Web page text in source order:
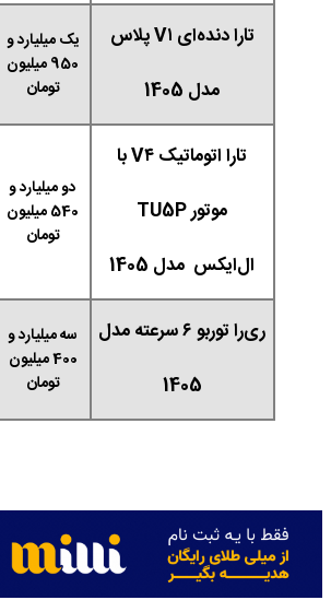
تارا دنده‌ای V۱ پلاس
مدل 1405
یک میلیارد و
950 میلیون
تومان
تارا اتوماتیک V۴ با
موتور TU5P
ال‌ایکس مدل 1405
دو میلیارد و
540 میلیون
تومان
ری‌را توربو ۶ سرعته مدل
1405
سه میلیارد و
400 میلیون
تومان